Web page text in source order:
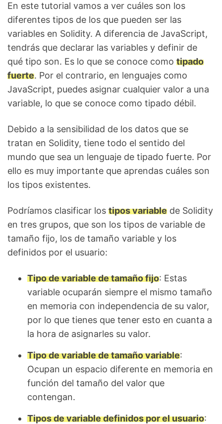
En este tutorial vamos a ver cuáles son los
diferentes tipos de los que pueden ser las
variables en Solidity. A diferencia de JavaScript,
tendrás que declarar las variables y definir de
qué tipo son. Es lo que se conoce como tipado
fuerte. Por el contrario, en lenguajes como
JavaScript, puedes asignar cualquier valor a una
variable, lo que se conoce como tipado débil.
Debido a la sensibilidad de los datos que se
tratan en Solidity, tiene todo el sentido del
mundo que sea un lenguaje de tipado fuerte. Por
ello es muy importante que aprendas cuáles son
los tipos existentes.
Podríamos clasificar los tipos variable de Solidity
en tres grupos, que son los tipos de variable de
tamaño fijo, los de tamaño variable y los
definidos por el usuario:
Tipo de variable de tamaño fijo: Estas
variable ocuparán siempre el mismo tamaño
en memoria con independencia de su valor,
por lo que tienes que tener esto en cuanta a
la hora de asignarles su valor.
Tipo de variable de tamaño variable:
Ocupan un espacio diferente en memoria en
función del tamaño del valor que
contengan.
Tipos de variable definidos por el usuario: